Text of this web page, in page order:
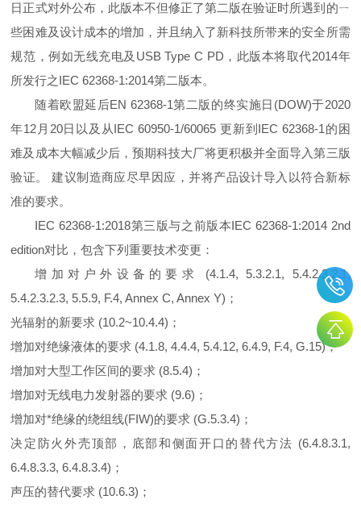
日正式对外公布，此版本不但修正了第二版在验证时所遇到的ㄧ
些困难及设计成本的增加，并且纳入了新科技所带来的安全所需
规范，例如无线充电及USB Type C PD，此版本将取代2014年
所发行之IEC 62368-1:2014第二版本。
随着欧盟延后EN 62368-1第二版的终实施日(DOW)于2020
年12月20日以及从IEC 60950-1/60065 更新到IEC 62368-1的困
难及成本大幅减少后，预期科技大厂将更积极并全面导入第三版
验证。 建议制造商应尽早因应，并将产品设计导入以符合新标
准的要求。
IEC 62368-1:2018第三版与之前版本IEC 62368-1:2014 2nd
edition对比，包含下列重要技术变更：
增加对户外设备的要求 (4.1.4, 5.3.2.1, 5.4.2.3.2.1,
5.4.2.3.2.3, 5.5.9, F.4, Annex C, Annex Y)；
光辐射的新要求 (10.2~10.4.4)；
增加对绝缘液体的要求 (4.1.8, 4.4.4, 5.4.12, 6.4.9, F.4, G.15)；
增加对大型工作区间的要求 (8.5.4)；
增加对无线电力发射器的要求 (9.6)；
增加对*绝缘的绕组线(FIW)的要求 (G.5.3.4)；
决定防火外壳顶部，底部和侧面开口的替代方法 (6.4.8.3.1,
6.4.8.3.3, 6.4.8.3.4)；
声压的替代要求 (10.6.3)；